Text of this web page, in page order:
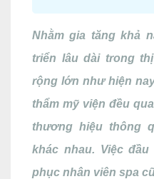
Nhằm gia tăng khả
triển lâu dài trong
rộng lớn như hiện
thẩm mỹ viện đều
thương hiệu thông
khác nhau. Việc
phục nhân viên spa